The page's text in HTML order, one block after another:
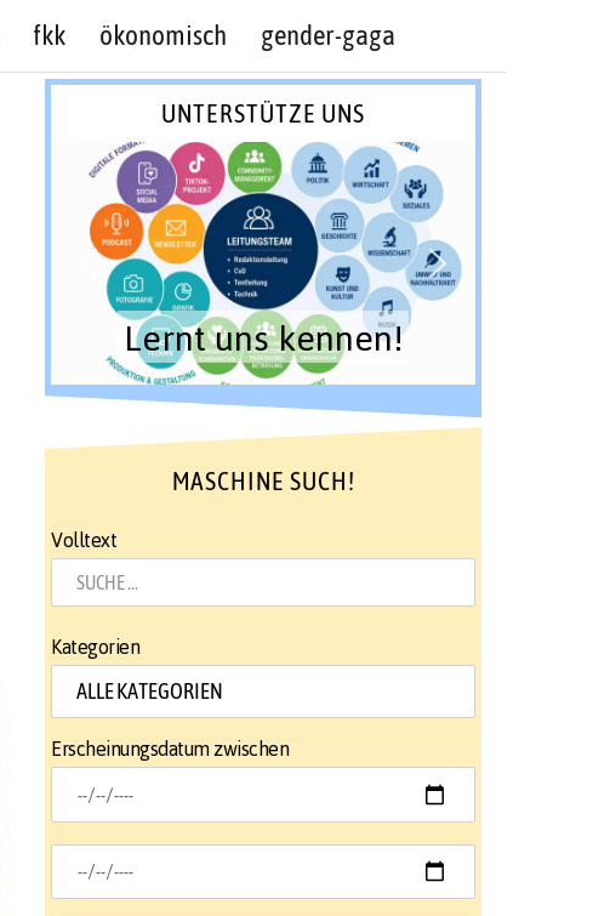
fkk ökonomisch gender-gaga
UNTERSTÜTZE UNS
Lernt uns kennen!
MASCHINE SUCH!
Volltext
Kategorien
Erscheinungsdatum zwischen